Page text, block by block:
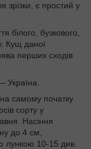
зрізки, є простий у
білого, бузкового,
Кущ даної
перших сходів
Україна.
самому початку
сорту у
Насіння
до 4 см,
лункою 10-15 див.